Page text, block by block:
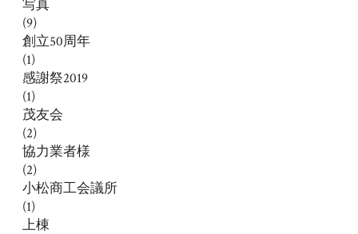
写真
(9)
創立50周年
(1)
感謝祭2019
(1)
茂友会
(2)
協力業者様
(2)
小松商工会議所
(1)
上棟